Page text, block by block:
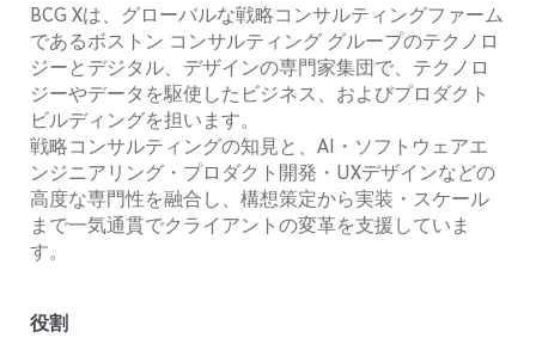
BCG Xは、グローバルな戦略コンサルティングファーム
であるボストン コンサルティング グループのテクノロ
ジーとデジタル、デザインの専門家集団で、テクノロ
ジーやデータを駆使したビジネス、およびプロダクト
ビルディングを担います。
戦略コンサルティングの知見と、AI・ソフトウェアエ
ンジニアリング・プロダクト開発・UXデザインなどの
高度な専門性を融合し、構想策定から実装・スケール
まで一気通貫でクライアントの変革を支援していま
す。
役割